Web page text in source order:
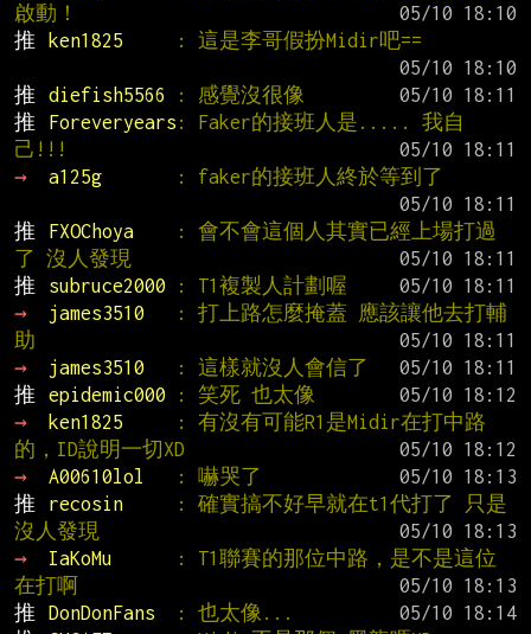
啟動！
推
ken1825
: 這是李哥假扮Midir吧==
推
diefish5566 : 感覺沒很像
推
Foreveryears : Faker的接班人是..... 我自
己!!!
→
a125g
: faker的接班人終於等到了
推
FXOChoya
: 會不會這個人其實已經上場打過
了 沒人發現
推
subruce2000 : T1複製人計劃喔
→
james3510
: 打上路怎麼掩蓋 應該讓他去打輔
助
→
james3510 : 這樣就沒人會信了
推
epidemic000 : 笑死 也太像
→
ken1825
: 有沒有可能R1是Midir在打中路
的，ID說明一切XD
→
A00610lol : 嚇哭了
推
recosin
: 確實搞不好早就在t1代打了 只是
沒人發現
→
IaKoMu
: T1聯賽的那位中路，是不是這位
在打啊
推
DonDonFans : 也太像...